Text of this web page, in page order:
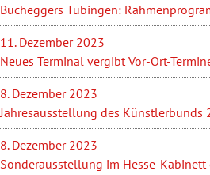
Bucheggers Tübingen:
11. Dezember 2023
Neues Terminal vergibt Vor-Ort-
8. Dezember 2023
Jahresausstellung des Künstlerbunds
8. Dezember 2023
Sonderausstellung im Hesse-